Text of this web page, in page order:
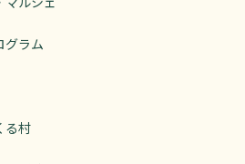
グラム
る村